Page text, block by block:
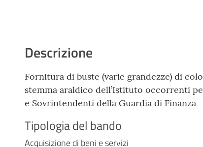
Descrizione
Fornitura di buste (varie grandezze) di
stemma araldico dell’Istituto occorrenti
e Sovrintendenti della Guardia di Finanza
Tipologia del bando
Acquisizione di beni e servizi